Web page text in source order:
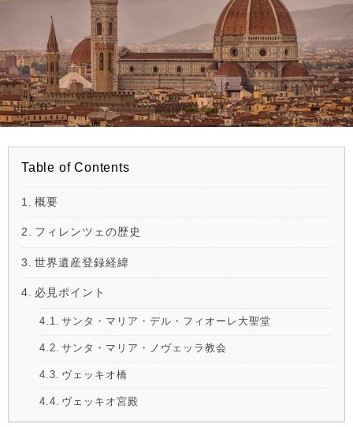
Table of Contents
概要
フィレンツェの歴史
世界遺産登録経緯
必見ポイント
サンタ・マリア・デル・フィオーレ大聖堂
サンタ・マリア・ノヴェッラ教会
ヴェッキオ橋
ヴェッキオ宮殿